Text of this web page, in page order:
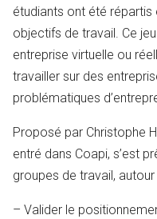
étudiants ont été
objectifs de travail. Ce
entreprise virtuelle ou
travailler sur des
problématiques
Proposé par Christophe
entré dans Coapi, s’est
groupes de travail,
– Valider le